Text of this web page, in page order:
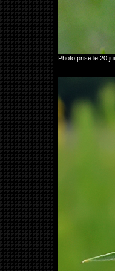
Photo prise le 20